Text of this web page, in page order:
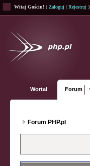
Witaj Gościu! ( Zaloguj | Rejestruj )
Wortal Forum
Forum PHP.pl